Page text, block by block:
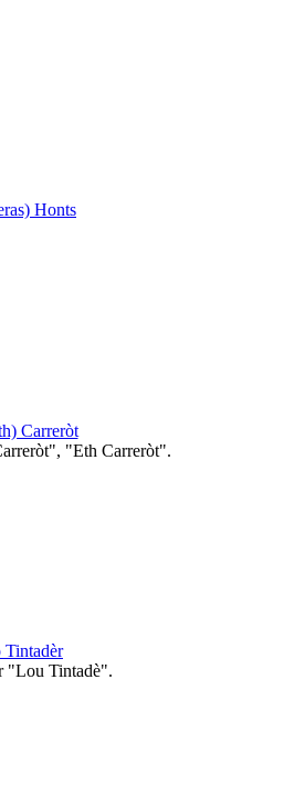
Honts
Carreròt
"Eth Carreròt".
Tintadèr
"Lou Tintadè".